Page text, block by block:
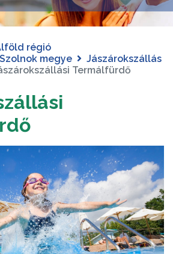
régió
megye
Jászárokszállás
Termálfürdő